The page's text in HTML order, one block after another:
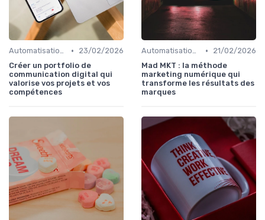
Automatisation du Marketing •
23/02/2026
Créer un portfolio de
communication digital qui
valorise vos projets et vos
compétences
Automatisation du Marketing •
21/02/2026
Mad MKT : la méthode
marketing numérique qui
transforme les résultats des
marques